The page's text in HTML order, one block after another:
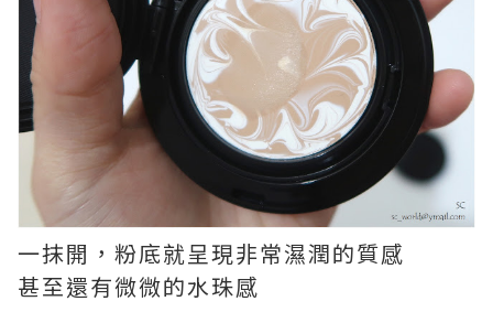
一抹開，粉底就呈現非常濕潤的質感
甚至還有微微的水珠感